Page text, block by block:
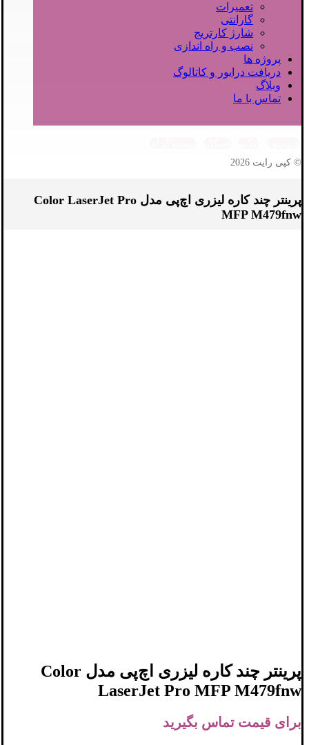
تعمیرات
گارانتی
شارژ کارتریج
نصب و راه اندازی
پروژه ها
دریافت درایور و کاتالوگ
وبلاگ
تماس با ما
© کپی رایت 2026
پرینتر چند کاره لیزری اچ‌پی مدل Color LaserJet Pro
MFP M479fnw
پرینتر چند کاره لیزری اچ‌پی مدل Color
LaserJet Pro MFP M479fnw
برای قیمت تماس بگیرید